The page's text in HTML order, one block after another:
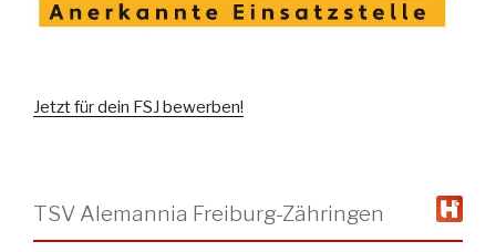
Jetzt für dein FSJ bewerben!
TSV Alemannia Freiburg-Zähringen